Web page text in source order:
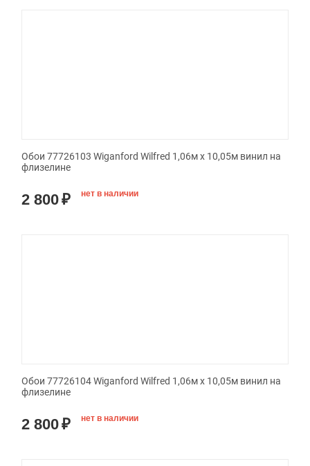
Обои 77726103 Wiganford Wilfred 1,06м х 10,05м винил на
флизелине
2 800₽ нет в наличии
Обои 77726104 Wiganford Wilfred 1,06м х 10,05м винил на
флизелине
2 800₽ нет в наличии